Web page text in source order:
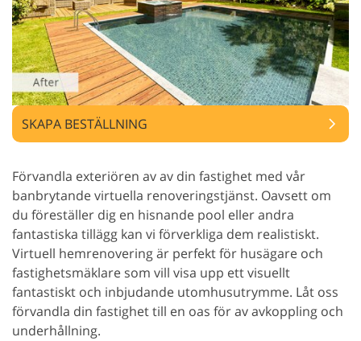
SKAPA BESTÄLLNING
Förvandla exteriören av av din fastighet med vår
banbrytande virtuella renoveringstjänst. Oavsett om
du föreställer dig en hisnande pool eller andra
fantastiska tillägg kan vi förverkliga dem realistiskt.
Virtuell hemrenovering är perfekt för husägare och
fastighetsmäklare som vill visa upp ett visuellt
fantastiskt och inbjudande utomhusutrymme. Låt oss
förvandla din fastighet till en oas för av avkoppling och
underhållning.